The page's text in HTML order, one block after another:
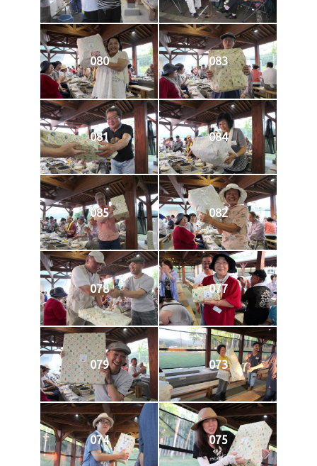
080 083
081 084
085 082
078 077
079 073
074 075